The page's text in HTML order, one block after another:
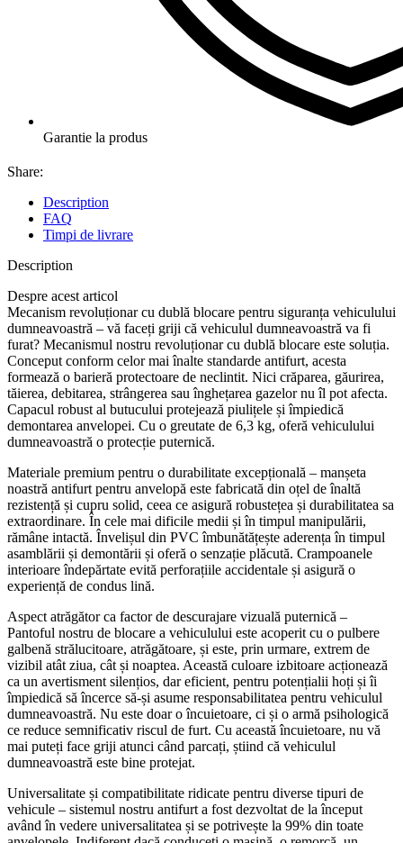
Garantie la produs
Share:
Description
FAQ
Timpi de livrare
Description
Despre acest articol
Mecanism revoluționar cu dublă blocare pentru siguranța vehiculului
dumneavoastră – vă faceți griji că vehiculul dumneavoastră va fi
furat? Mecanismul nostru revoluționar cu dublă blocare este soluția.
Conceput conform celor mai înalte standarde antifurt, acesta
formează o barieră protectoare de neclintit. Nici crăparea, găurirea,
tăierea, debitarea, strângerea sau înghețarea gazelor nu îl pot afecta.
Capacul robust al butucului protejează piulițele și împiedică
demontarea anvelopei. Cu o greutate de 6,3 kg, oferă vehiculului
dumneavoastră o protecție puternică.
Materiale premium pentru o durabilitate excepțională – manșeta
noastră antifurt pentru anvelopă este fabricată din oțel de înaltă
rezistență și cupru solid, ceea ce asigură robustețea și durabilitatea sa
extraordinare. În cele mai dificile medii și în timpul manipulării,
rămâne intactă. Învelișul din PVC îmbunătățește aderența în timpul
asamblării și demontării și oferă o senzație plăcută. Crampoanele
interioare îndepărtate evită perforațiile accidentale și asigură o
experiență de condus lină.
Aspect atrăgător ca factor de descurajare vizuală puternică –
Pantoful nostru de blocare a vehiculului este acoperit cu o pulbere
galbenă strălucitoare, atrăgătoare, și este, prin urmare, extrem de
vizibil atât ziua, cât și noaptea. Această culoare izbitoare acționează
ca un avertisment silențios, dar eficient, pentru potențialii hoți și îi
împiedică să încerce să-și asume responsabilitatea pentru vehiculul
dumneavoastră. Nu este doar o încuietoare, ci și o armă psihologică
ce reduce semnificativ riscul de furt. Cu această încuietoare, nu vă
mai puteți face griji atunci când parcați, știind că vehiculul
dumneavoastră este bine protejat.
Universalitate și compatibilitate ridicate pentru diverse tipuri de
vehicule – sistemul nostru antifurt a fost dezvoltat de la început
având în vedere universalitatea și se potrivește la 99% din toate